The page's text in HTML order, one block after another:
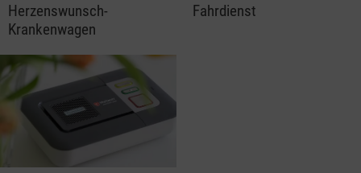
Herzenswunsch-
Krankenwagen
Fahrdienst